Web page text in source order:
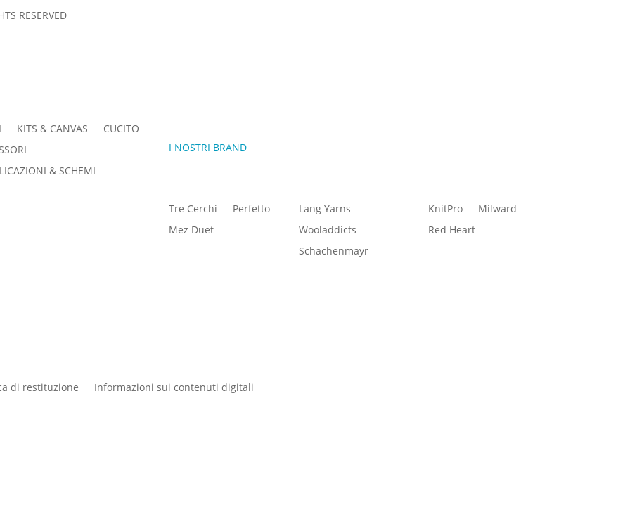
RESERVED
KITS & CANVAS
CUCITO
& SCHEMI
I NOSTRI BRAND
Tre Cerchi
Perfetto
Mez Duet
Lang Yarns
Wooladdicts
Schachenmayr
KnitPro
Milward
Red Heart
di restituzione
Informazioni sui contenuti digitali